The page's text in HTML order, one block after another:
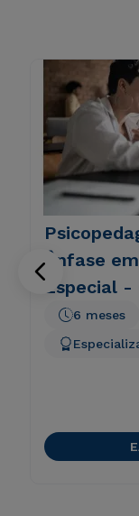
Ênfase
Especial -
6 meses